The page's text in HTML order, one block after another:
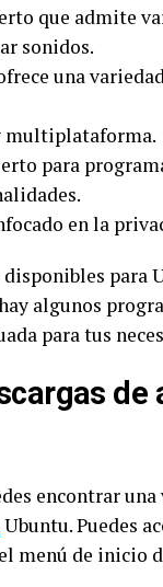
que admite
sonidos.
una
multiplataforma.
para
en la
para
algunos
para tus
de
encontrar
Ubuntu. Puedes
menú de inicio